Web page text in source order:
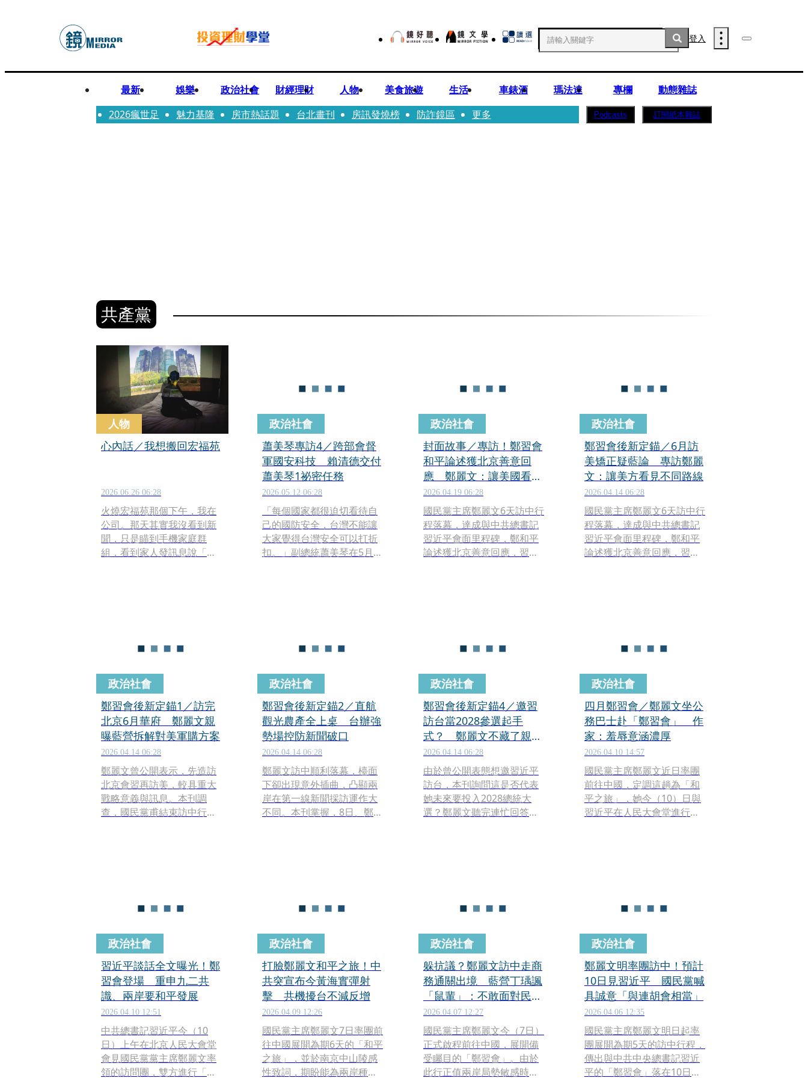
登入
最新 娛樂 政治社會 財經理財 人物 美食旅遊 生活 車錶酒 瑪法達 專欄
動態雜誌
2026瘋世足
魅力基隆 房市熱話題 台北畫刊 房訊發燒榜 防詐鏡區 更多 Podcasts 訂閱紙本雜誌
共產黨
人物
心內話／我想搬回宏福苑
2026.06.26 06:28
火燒宏福苑那個下午，我在
公司。那天其實我沒看到新
聞，只是瞄到手機家庭群
組，看到家人發訊息說「有
政治社會
蕭美琴專訪4／跨部會督
軍國安科技 賴清德交付
蕭美琴1祕密任務
2026.05.12 06:28
「每個國家都很迫切看待自
己的國防安全，台灣不能讓
大家覺得台灣安全可以打折
扣。」副總統蕭美琴在5月上
政治社會
封面故事／專訪！鄭習會
和平論述獲北京善意回
應 鄭麗文：讓美國看到
一條不同路線
2026.04.19 06:28
國民黨主席鄭麗文6天訪中行
程落幕，達成與中共總書記
習近平會面里程碑，鄭和平
論述獲北京善意回應，習未
作為黨魁的思維及路線，了
和平，美國的角色至關重
要，更重要的是，「讓美方
看到一條不同的路線。」
政治社會
鄭習會後新定錨／6月訪
美矯正疑藍論 專訪鄭麗
文：讓美方看見不同路線
2026.04.14 06:28
國民黨主席鄭麗文6天訪中行
程落幕，達成與中共總書記
習近平會面里程碑，鄭和平
論述獲北京善意回應，習未
作為黨魁的思維及路線，了
和平，美國的角色至關重
要，更重要的是，「讓美方
看到一條不同的路線。」
政治社會
鄭習會後新定錨1／訪完
北京6月華府 鄭麗文親
曝藍營拆解對美軍購方案
2026.04.14 06:28
鄭麗文曾公開表示，先造訪
北京會習再訪美，較具重大
戰略意義與訊息。本刊調
查，國民黨甫結束訪中行
部等跨單位籌備。
政治社會
鄭習會後新定錨2／直航
觀光農產全上桌 台辦強
勢場控防新聞破口
2026.04.14 06:28
鄭麗文訪中順利落幕，檯面
下卻出現意外插曲，凸顯兩
岸在第一線新聞採訪運作大
不同。本刊掌握，8日、鄭習
報導方式，揭露鄭習會舉行
至少1天發布此重訊，驚動台
辦系統敏感神經，就連國民
黨也一度擔心鄭習會恐因此
取消。
政治社會
鄭習會後新定錨4／邀習
訪台當2028參選起手
式？ 鄭麗文不藏了親口
給答案
2026.04.14 06:28
由於曾公開表態想邀習近平
訪台，本刊詢問這是否代表
她未來要投入2028總統大
選？鄭麗文聽完連忙回答：
政治社會
四月鄭習會／鄭麗文坐公
務巴士赴「鄭習會」 作
家：羞辱意涵濃厚
2026.04.10 14:57
國民黨主席鄭麗文近日率團
前往中國，定調這趟為「和
平之旅」，她今（10）日與
習近平在人民大會堂進行
政治社會
習近平談話全文曝光！鄭
習會登場 重申九二共
識、兩岸要和平發展
2026.04.10 12:51
中共總書記習近平今（10
日）上午在北京人民大會堂
會見國民黨黨主席鄭麗文率
領的訪問團，雙方進行「鄭
政治社會
打臉鄭麗文和平之旅！中
共突宣布今黃海實彈射
擊 共機擾台不減反增
2026.04.09 12:26
國民黨主席鄭麗文7日率團前
往中國展開為期6天的「和平
之旅」，並於南京中山陵感
性致詞，期盼能為兩岸種下
政治社會
躲抗議？鄭麗文訪中走商
務通關出境 藍營丁瑀諷
「鼠輩」：不敢面對民主
檢驗
2026.04.07 12:27
國民黨主席鄭麗文今（7日）
正式啟程前往中國，展開備
受矚目的「鄭習會」。由於
此行正值兩岸局勢敏感時
政治社會
鄭麗文明率團訪中！預計
10日見習近平 國民黨喊
具誠意「與連胡會相當」
2026.04.06 12:35
國民黨主席鄭麗文明日起率
團展開為期5天的訪中行程，
傳出與中共中央總書記習近
平的「鄭習會」落在10日。